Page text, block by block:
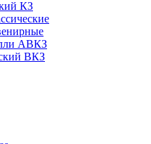
КЗ
АВКЗ
ВКЗ